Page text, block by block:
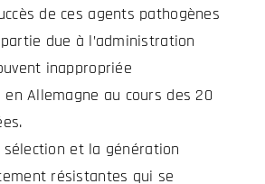
de ces agents pathogènes
due à l’administration
inappropriée
en Allemagne au cours des 20
et la génération
résistantes qui se